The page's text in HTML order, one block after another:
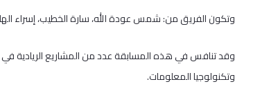
وتكون الفريق من: شمس عودة الله، سارة الخطيب، إسراء
وقد تنافس في هذه المسابقة عدد من المشاريع الريادية في
وتكنولوجيا المعلومات.